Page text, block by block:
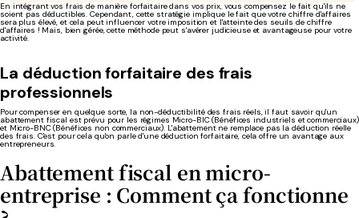
En intégrant vos frais de manière forfaitaire dans vos prix, vous compensez le fait qu'ils ne
soient pas déductibles. Cependant, cette stratégie implique le fait que votre chiffre d'affaires
sera plus élevé, et cela peut influencer votre imposition et l'atteinte des seuils de chiffre
d'affaires ! Mais, bien gérée, cette méthode peut s'avérer judicieuse et avantageuse pour votre
activité.
La déduction forfaitaire des frais
professionnels
Pour compenser en quelque sorte, la non-déductibilité des frais réels, il faut savoir qu'un
abattement fiscal est prévu pour les régimes Micro-BIC (Bénéfices industriels et commerciaux)
et Micro-BNC (Bénéfices non commerciaux). L'abattement ne remplace pas la déduction réelle
des frais. C'est pour cela qu'on parle d'une déduction forfaitaire, cela offre un avantage aux
entrepreneurs.
Abattement fiscal en micro-
entreprise : Comment ça fonctionne